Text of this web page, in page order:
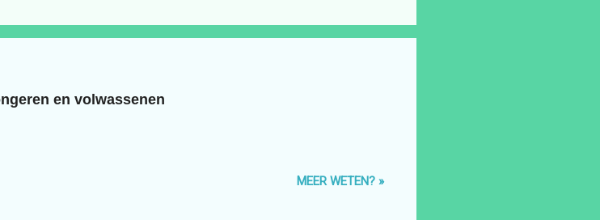
en volwassenen
MEER WETEN? »